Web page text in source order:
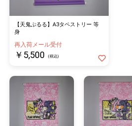
【天鬼ぷるる】A3タペストリー 等
身
再入荷メール受付
￥5,500 (税込)